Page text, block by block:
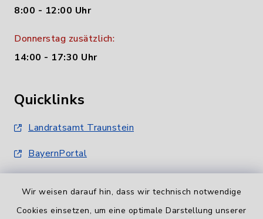
Wir weisen darauf hin, dass wir technisch notwendige
Cookies einsetzen, um eine optimale Darstellung unserer
8:00 - 12:00 Uhr
Donnerstag zusätzlich:
14:00 - 17:30 Uhr
Quicklinks
Landratsamt Traunstein
BayernPortal